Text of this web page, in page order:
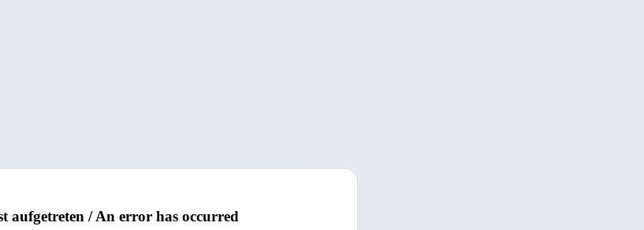
aufgetreten / An error has occurred